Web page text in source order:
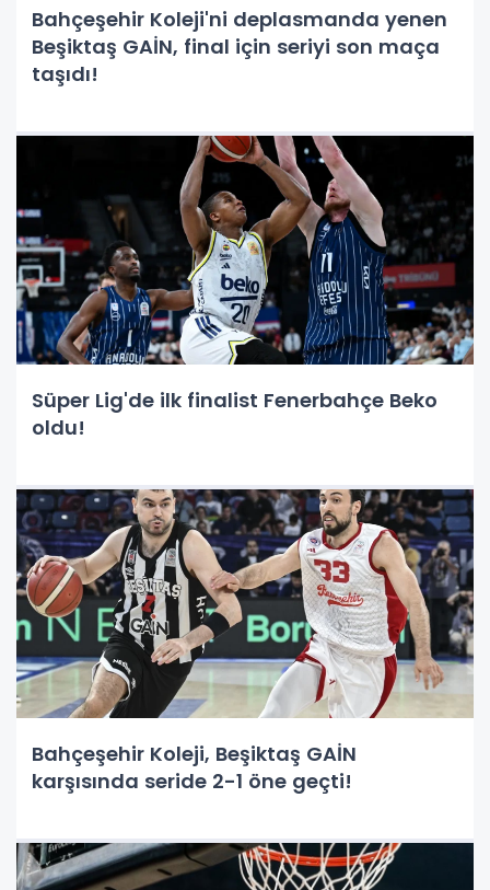
Bahçeşehir Koleji'ni deplasmanda yenen
Beşiktaş GAİN, final için seriyi son maça
taşıdı!
Süper Lig'de ilk finalist Fenerbahçe Beko
oldu!
Bahçeşehir Koleji, Beşiktaş GAİN
karşısında seride 2-1 öne geçti!